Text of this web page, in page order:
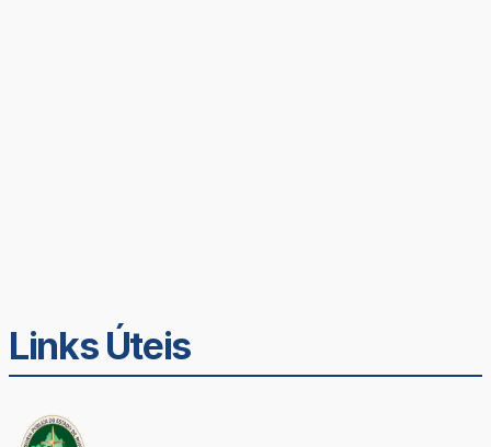
Links Úteis